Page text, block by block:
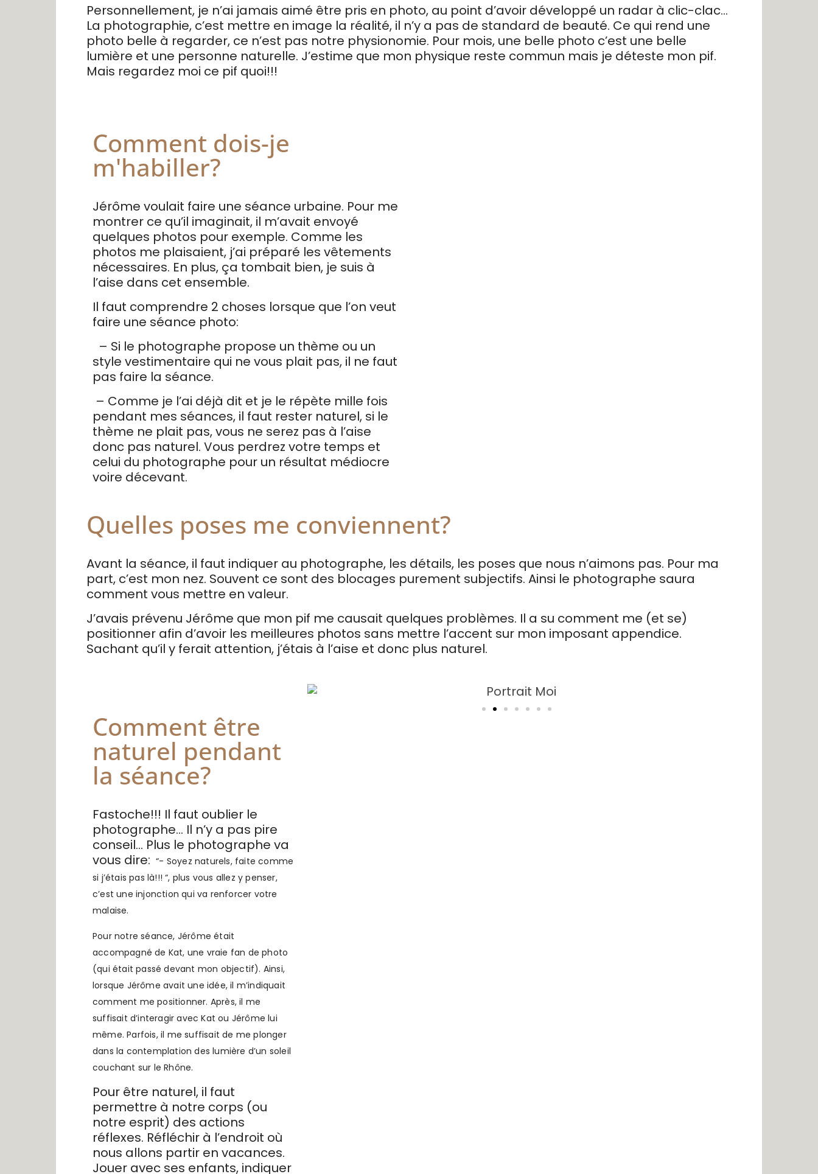
Personnellement, je n’ai jamais aimé être pris en photo, au point d’avoir développé un radar à clic-clac…
La photographie, c’est mettre en image la réalité, il n’y a pas de standard de beauté. Ce qui rend une
photo belle à regarder, ce n’est pas notre physionomie. Pour mois, une belle photo c’est une belle
lumière et une personne naturelle. J’estime que mon physique reste commun mais je déteste mon pif.
Mais regardez moi ce pif quoi!!!
Comment dois-je
m'habiller?
Jérôme voulait faire une séance urbaine. Pour me
montrer ce qu’il imaginait, il m’avait envoyé
quelques photos pour exemple. Comme les
photos me plaisaient, j’ai préparé les vêtements
nécessaires. En plus, ça tombait bien, je suis à
l’aise dans cet ensemble.
Il faut comprendre 2 choses lorsque que l’on veut
faire une séance photo:
– Si le photographe propose un thème ou un
style vestimentaire qui ne vous plait pas, il ne faut
pas faire la séance.
– Comme je l’ai déjà dit et je le répète mille fois
pendant mes séances, il faut rester naturel, si le
thème ne plait pas, vous ne serez pas à l’aise
donc pas naturel. Vous perdrez votre temps et
celui du photographe pour un résultat médiocre
voire décevant.
Quelles poses me conviennent?
Avant la séance, il faut indiquer au photographe, les détails, les poses que nous n’aimons pas. Pour ma
part, c’est mon nez. Souvent ce sont des blocages purement subjectifs. Ainsi le photographe saura
comment vous mettre en valeur.
J’avais prévenu Jérôme que mon pif me causait quelques problèmes. Il a su comment me (et se)
positionner afin d’avoir les meilleures photos sans mettre l’accent sur mon imposant appendice.
Sachant qu’il y ferait attention, j’étais à l’aise et donc plus naturel.
Comment être
naturel pendant
la séance?
Fastoche!!! Il faut oublier le
photographe… Il n’y a pas pire
conseil… Plus le photographe va
vous dire: “- Soyez naturels, faite comme
si j’étais pas là!!! “, plus vous allez y penser,
c’est une injonction qui va renforcer votre
malaise.
Pour notre séance, Jérôme était
accompagné de Kat, une vraie fan de photo
(qui était passé devant mon objectif). Ainsi,
lorsque Jérôme avait une idée, il m’indiquait
comment me positionner. Après, il me
suffisait d’interagir avec Kat ou Jérôme lui
même. Parfois, il me suffisait de me plonger
dans la contemplation des lumière d’un soleil
couchant sur le Rhône.
Pour être naturel, il faut
permettre à notre corps (ou
notre esprit) des actions
réflexes. Réfléchir à l’endroit où
nous allons partir en vacances.
Jouer avec ses enfants, indiquer